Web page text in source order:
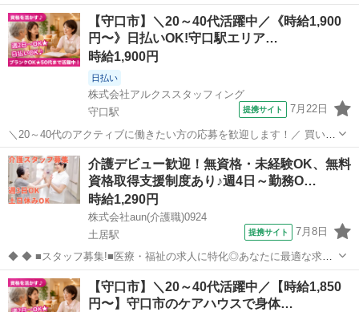
せします。 ・身体介護・生活援助・夜間見守り業務等 ※月の夜勤は10
～11回が目安 近隣施設への応援に行っていただく場合もございます。
車通勤OK/高収入/資...
大阪 守口市 介護
【守口市】＼20～40代活躍中／《時給1,900
円〜》日払いOK!守口駅エリア…
時給1,900円
日払い
株式会社アルクススタッフィング
守口駅
提携サイト 7月22日
＼20～40代のアクティブに働きたい方の応募を歓迎します！／ 買い物
や散歩のサポートなど 守口市の施設 介護老人福祉施設 AR ** *・シフ
ト制 週2日～OKで家庭と両立しやすい職場?* *・お仕事にブランクの
ある方も...
大阪 守口市 守口駅 介護
介護デビュー歓迎！無資格・未経験OK、無料
資格取得支援制度あり♪週4日～勤務O…
時給1,290円
株式会社aun(介護職)0924
土居駅
提携サイト 7月8日
◆ ◆ ■スタッフ募集!■医療・福祉の求人に特化◎あなたに最適な求人
をご紹介♪ 地域密着型の派遣会社です。 医療や福祉の現場に太いパイ
プを持ち、より厳選したお仕事情報をお届けしています! まずはあなた
の希望をお聞かせくだ...
大阪 守口市 土居駅
【守口市】＼20～40代活躍中／【時給1,850
円〜】守口市のケアハウスで身体…